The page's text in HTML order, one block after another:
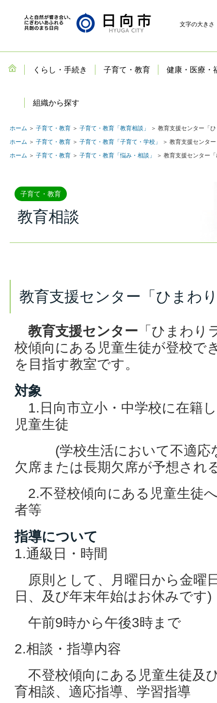
文字の大きさ
くらし・手続き 子育て・教育 健康・医療・
組織から探す
ホーム ＞ 子育て・教育 ＞ 子育て・教育「教育相談」
＞ 教育支援センター「
ホーム ＞ 子育て・教育 ＞ 子育て・教育「子育て・学校」
＞ 教育支援センタ
ホーム ＞ 子育て・教育 ＞ 子育て・教育「悩み・相談」 ＞ 教育支援センター
子育て・教育
教育相談
教育支援センター「ひまわ
教育支援センター 「ひまわり
校傾向にある児童生徒が登校で
を目指す教室です。
対象
1.日向市立小・中学校に在籍
児童生徒
(学校生活において不適応
欠席または長期欠席が予想され
2.不登校傾向にある児童生徒
者等
指導について
1.通級日・時間
原則として、月曜日から金曜
日、及び年末年始はお休みです)
午前9時から午後3時まで
2.相談・指導内容
不登校傾向にある児童生徒及
育相談、適応指導、学習指導